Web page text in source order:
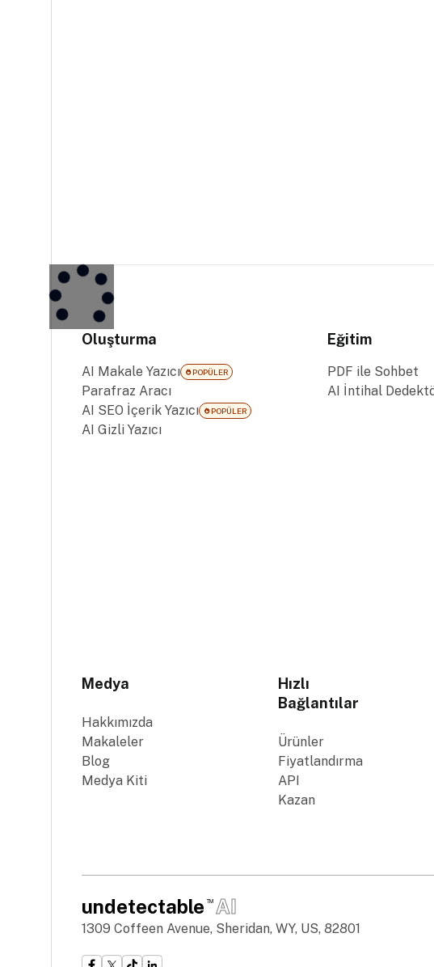
Oluşturma
AI Makale Yazıcı POPÜLER
Parafraz Aracı
AI SEO İçerik Yazıcı
POPÜLER
AI Gizli Yazıcı
Eğitim
PDF ile Sohbet
AI İntihal
Medya
Hakkımızda
Makaleler
Blog
Medya Kiti
Hızlı
Bağlantılar
Ürünler
Fiyatlandırma
API
Kazan
undetectable TM AI
1309 Coffeen Avenue, Sheridan, WY, US, 82801